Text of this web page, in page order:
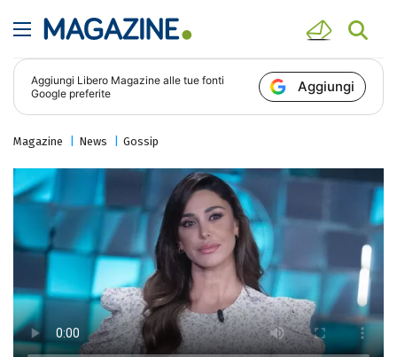
Aggiungi Libero Magazine alle tue fonti
Google preferite
Aggiungi
Magazine News Gossip